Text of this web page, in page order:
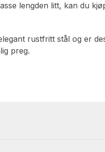
lengden litt, kan du
rustfritt stål og er
preg.